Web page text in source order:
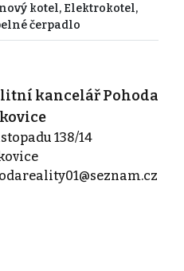
kotel, Elektrokotel,
čerpadlo
kancelář Pohoda
138/14